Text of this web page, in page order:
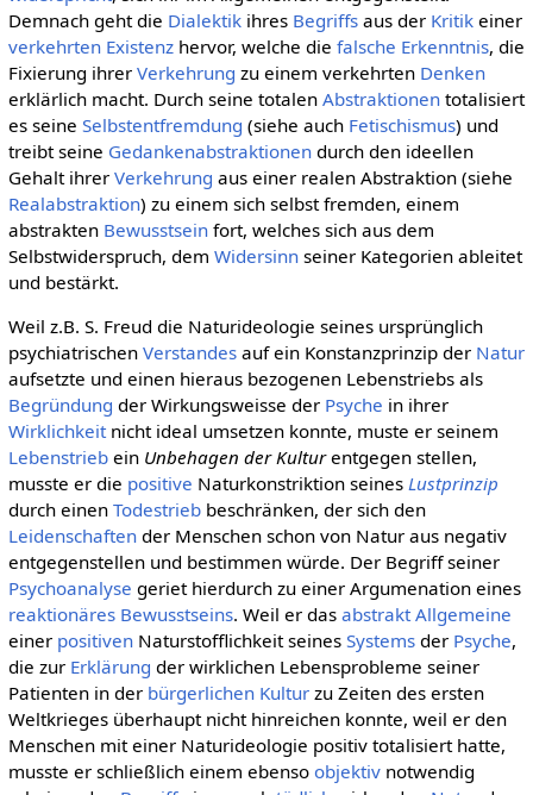
Demnach geht die Dialektikihres Begriffsaus der Kritikeiner
verkehrten Existenzhervor, welche die falsche Erkenntnis, die
Fixierung ihrer Verkehrung zu einem verkehrten Denken
erklärlich macht. Durch seine totalen Abstraktionentotalisiert
es seine Selbstentfremdung (siehe auch Fetischismus) und
treibt seine Gedankenabstraktionendurch den ideellen
Gehalt ihrer Verkehrung aus einer realen Abstraktion (siehe
Realabstraktion) zu einem sich selbst fremden, einem
abstrakten Bewusstseinfort, welches sich aus dem
Selbstwiderspruch, dem Widersinnseiner Kategorien ableitet
und bestärkt.
Weil z.B. S. Freud die Naturideologie seines ursprünglich
psychiatrischen Verstandesauf ein Konstanzprinzip der Natur
aufsetzte und einen hieraus bezogenen Lebenstriebs als
Begründung der Wirkungsweisse der Psyche in ihrer
Wirklichkeitnicht ideal umsetzen konnte, muste er seinem
Lebenstriebein Unbehagen der Kulturentgegen stellen,
musste er die positive Naturkonstriktion seines Lustprinzip
durch einen Todestriebbeschränken, der sich den
Leidenschaftender Menschen schon von Natur aus negativ
entgegenstellen und bestimmen würde. Der Begriff seiner
Psychoanalyse geriet hierdurch zu einer Argumenation eines
reaktionäres Bewusstseins. Weil er das abstrakt Allgemeine
einer positivenNaturstofflichkeit seines Systemsder Psyche,
die zur Erklärung der wirklichen Lebensprobleme seiner
Patienten in der bürgerlichen Kulturzu Zeiten des ersten
Weltkrieges überhaupt nicht hinreichen konnte, weil er den
Menschen mit einer Naturideologie positiv totalisiert hatte,
musste er schließlich einem ebenso objektivnotwendig